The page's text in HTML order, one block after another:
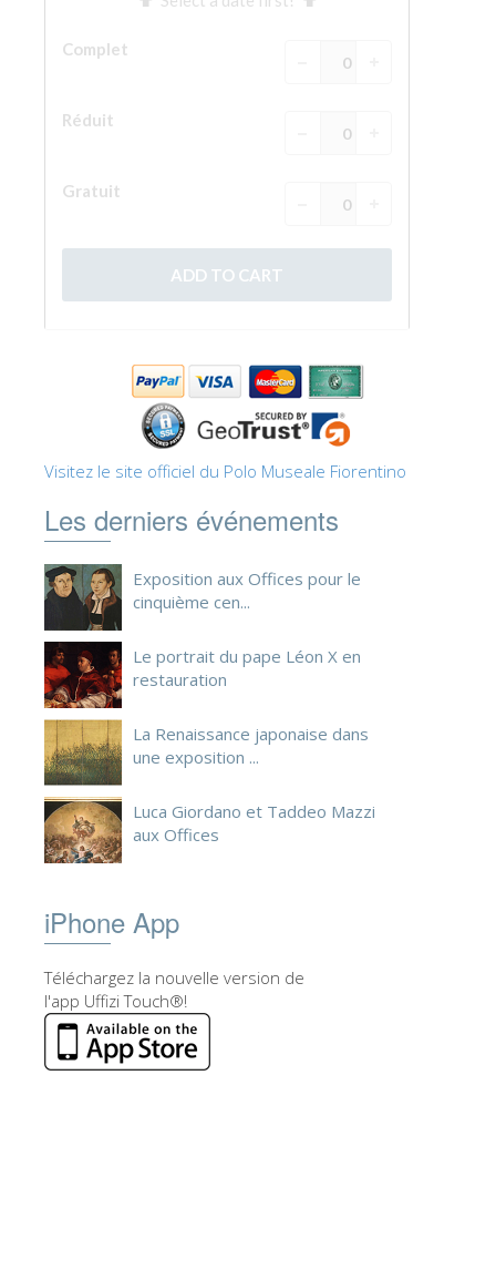
Visitez le site officiel du Polo Museale Fiorentino
Les derniers événements
Exposition aux Offices pour le
cinquième cen...
Le portrait du pape Léon X en
restauration
La Renaissance japonaise dans
une exposition ...
Luca Giordano et Taddeo Mazzi
aux Offices
iPhone App
Téléchargez la nouvelle version de
l'app Uffizi Touch®!